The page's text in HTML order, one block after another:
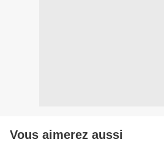
Vous aimerez aussi